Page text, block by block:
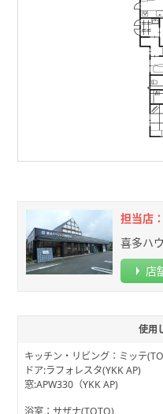
担当店
喜多ハ
店
使用
キッチン・リビング：ミッテ
ドア:ラフォレスタ(YKK AP)
窓:APW330（YKK AP)